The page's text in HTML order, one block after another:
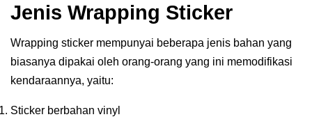
Jenis Wrapping Sticker
Wrapping sticker mempunyai beberapa jenis bahan yang
biasanya dipakai oleh orang-orang yang ini memodifikasi
kendaraannya, yaitu:
Sticker berbahan vinyl